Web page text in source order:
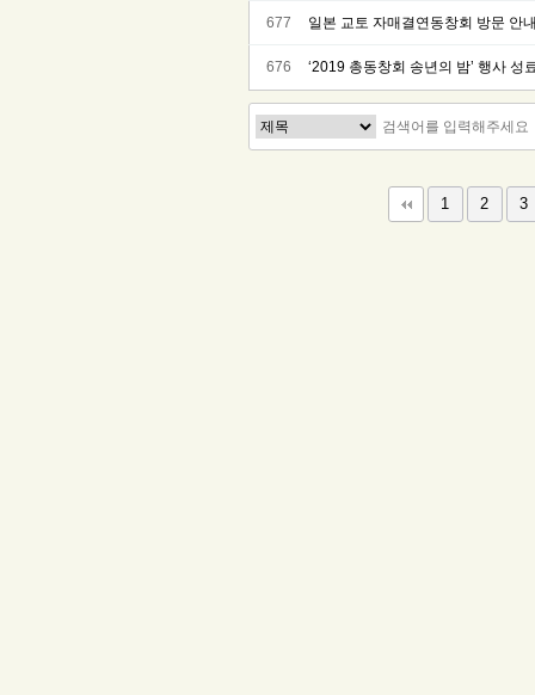
677 일본 교토 자매결연동창회 방문 안
676 ‘2019 총동창회 송년의 밤’ 행사 성
1 2 3